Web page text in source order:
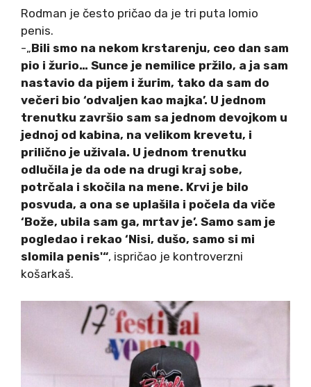
Rodman je često pričao da je tri puta lomio
penis.
-„Bili smo na nekom krstarenju, ceo dan sam
pio i žurio… Sunce je nemilice pržilo, a ja sam
nastavio da pijem i žurim, tako da sam do
večeri bio ‘odvaljen kao majka’. U jednom
trenutku završio sam sa jednom devojkom u
jednoj od kabina, na velikom krevetu, i
prilično je uživala. U jednom trenutku
odlučila je da ode na drugi kraj sobe,
potrčala i skočila na mene. Krvi je bilo
posvuda, a ona se uplašila i počela da viče
‘Bože, ubila sam ga, mrtav je’. Samo sam je
pogledao i rekao ‘Nisi, dušo, samo si mi
slomila penis'“, ispričao je kontroverzni
košarkaš.